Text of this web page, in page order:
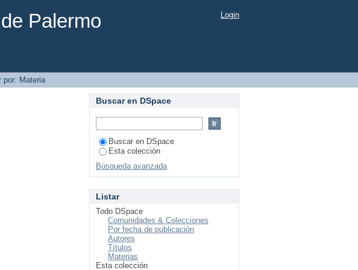
Palermo Login
por: Materia
Buscar en DSpace
Buscar en DSpace
Esta colección
Búsqueda avanzada
Listar
Todo DSpace
Comunidades & Colecciones
Por fecha de publicación
Autores
Títulos
Materias
Esta colección